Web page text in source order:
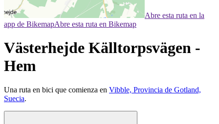
Abre esta ruta en la
app de BikemapAbre esta ruta en Bikemap
Västerhejde Källtorpsvägen -
Hem
Una ruta en bici que comienza en Vibble, Provincia de Gotland,
Suecia.